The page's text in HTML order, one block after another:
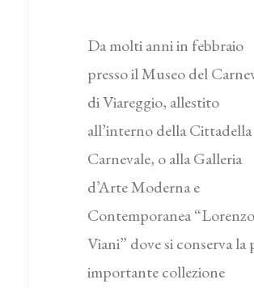
Da molti anni in febbraio
presso il Museo del
di Viareggio, allestito
all’interno della
Carnevale, o alla Galleria
d’Arte Moderna e
Contemporanea “Lorenzo
Viani” dove si conserva la
importante collezione